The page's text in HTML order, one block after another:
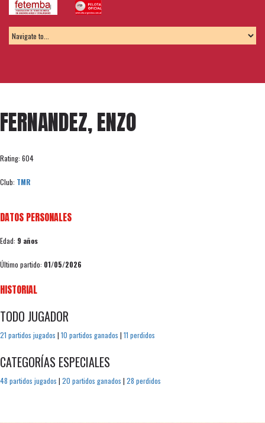
FERNANDEZ, ENZO
Rating: 604
Club: TMR
DATOS PERSONALES
Edad: 9 años
Último partido: 01/05/2026
HISTORIAL
TODO JUGADOR
21 partidos jugados | 10 partidos ganados | 11 perdidos
CATEGORÍAS ESPECIALES
48 partidos jugados | 20 partidos ganados | 28 perdidos